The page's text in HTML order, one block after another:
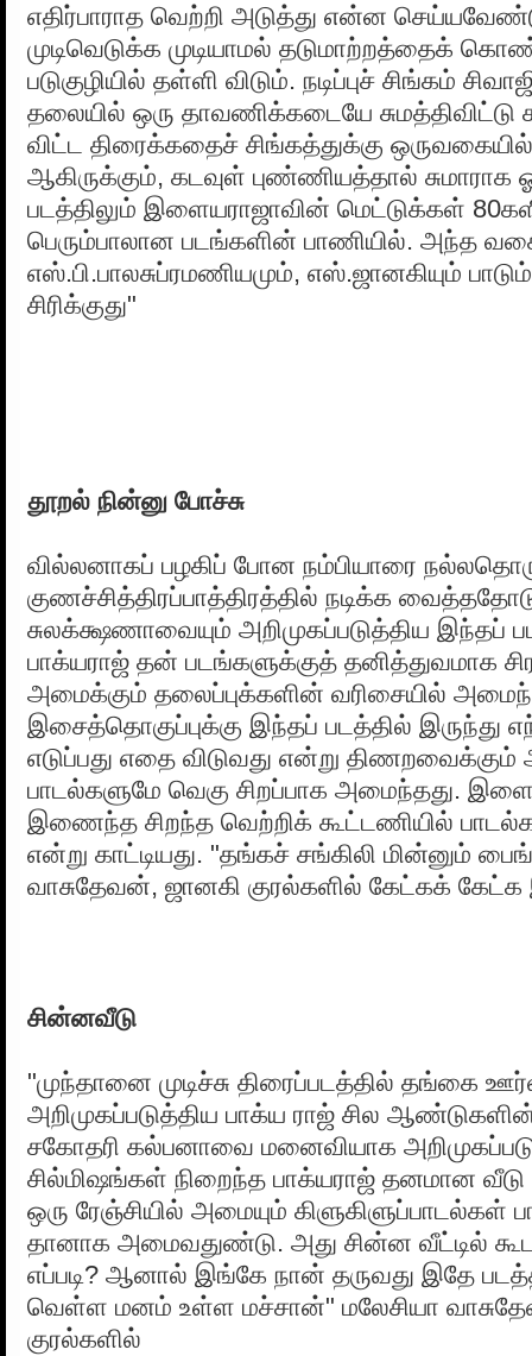
எதிர்பாராத வெற்றி அடுத்து என்ன
முடிவெடுக்க முடியாமல் தடுமாற்றத்தைக்
படுகுழியில் தள்ளி விடும். நடிப்புச் சிங்கம்
தலையில் ஒரு தாவணிக்கடையே
விட்ட திரைக்கதைச் சிங்கத்துக்கு ஒருவகையில்
ஆகிருக்கும், கடவுள் புண்ணியத்தால் சுமாராக
படத்திலும் இளையராஜாவின் மெட்டுக்கள்
பெரும்பாலான படங்களின் பாணியில். அந்த
எஸ்.பி.பாலசுப்ரமணியமும், எஸ்.ஜானகியும்
சிரிக்குது"
தூறல் நின்னு போச்சு
வில்லனாகப் பழகிப் போன நம்பியாரை
குணச்சித்திரப்பாத்திரத்தில் நடிக்க
சுலக்க்ஷணாவையும் அறிமுகப்படுத்திய இந்தப்
பாக்யராஜ் தன் படங்களுக்குத் தனித்துவமாக
அமைக்கும் தலைப்புக்களின் வரிசையில்
இசைத்தொகுப்புக்கு இந்தப் படத்தில் இருந்து
எடுப்பது எதை விடுவது என்று திணறவைக்கும்
பாடல்களுமே வெகு சிறப்பாக அமைந்தது.
இணைந்த சிறந்த வெற்றிக் கூட்டணியில்
என்று காட்டியது. "தங்கச் சங்கிலி மின்னும்
வாசுதேவன், ஜானகி குரல்களில் கேட்கக்
சின்னவீடு
"முந்தானை முடிச்சு திரைப்படத்தில் தங்கை
அறிமுகப்படுத்திய பாக்ய ராஜ் சில
சகோதரி கல்பனாவை மனைவியாக
சில்மிஷங்கள் நிறைந்த பாக்யராஜ் தனமான வீடு
ஒரு ரேஞ்சியில் அமையும் கிளுகிளுப்பாடல்கள்
தானாக அமைவதுண்டு. அது சின்ன வீட்டில்
எப்படி? ஆனால் இங்கே நான் தருவது இதே
வெள்ள மனம் உள்ள மச்சான்" மலேசியா
குரல்களில்